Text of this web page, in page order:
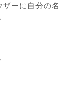
ーに自分の名